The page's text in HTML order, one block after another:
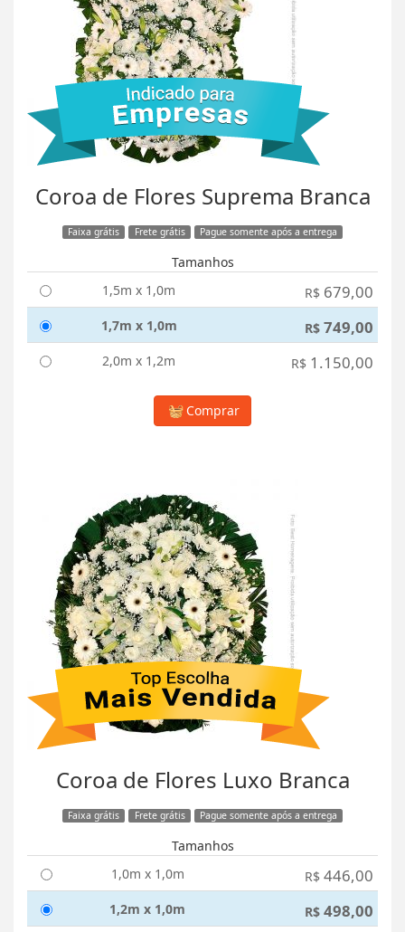
Coroa de Flores Suprema Branca
Faixa grátis Frete grátis Pague somente após a entrega
Tamanhos
1,5m x 1,0m
R$ 679,00
1,7m x 1,0m R$ 749,00
2,0m x 1,2m R$ 1.150,00
Comprar
Coroa de Flores Luxo Branca
Faixa grátis Frete grátis Pague somente após a entrega
Tamanhos
1,0m x 1,0m
R$ 446,00
1,2m x 1,0m R$ 498,00